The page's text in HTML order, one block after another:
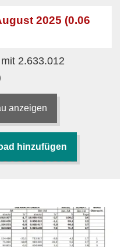
2025 (0.06
2.633.012
anzeigen
hinzufügen